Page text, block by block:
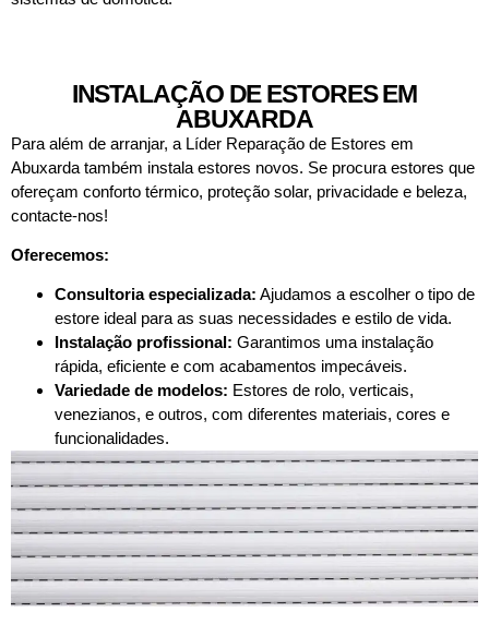
INSTALAÇÃO DE ESTORES EM
ABUXARDA
Para além de arranjar, a Líder Reparação de Estores em
Abuxarda também instala estores novos. Se procura estores que
ofereçam conforto térmico, proteção solar, privacidade e beleza,
contacte-nos!
Oferecemos:
Consultoria especializada: Ajudamos a escolher o tipo de
estore ideal para as suas necessidades e estilo de vida.
Instalação profissional: Garantimos uma instalação
rápida, eficiente e com acabamentos impecáveis.
Variedade de modelos: Estores de rolo, verticais,
venezianos, e outros, com diferentes materiais, cores e
funcionalidades.